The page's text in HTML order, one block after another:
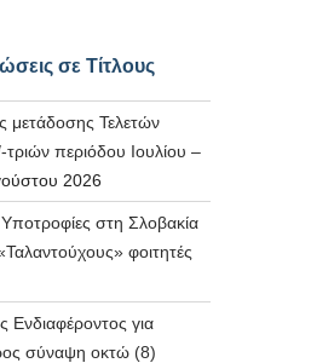
σε Τίτλους
μετάδοσης Τελετών
περιόδου Ιουλίου –
2026
στη Σλοβακία
φοιτητές
για
σύναψη οκτώ (8)